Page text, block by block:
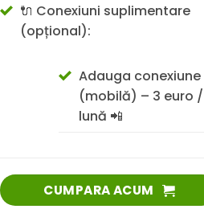
🔌 Conexiuni suplimentare
(opțional):
Adauga conexiune
(mobilă) – 3 euro /
lună 📲
CUMPARA ACUM